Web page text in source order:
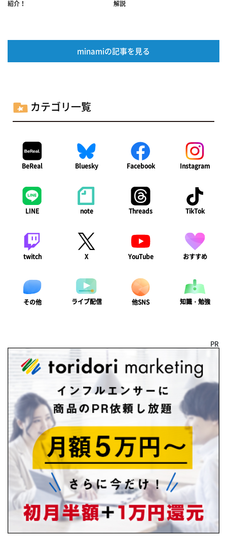
紹介！ 解説
minamiの記事を見る
カテゴリ一覧
BeReal Bluesky Facebook Instagram
LINE note Threads TikTok
twitch X YouTube おすすめ
その他 ライブ配信 他SNS 知識・勉強
PR